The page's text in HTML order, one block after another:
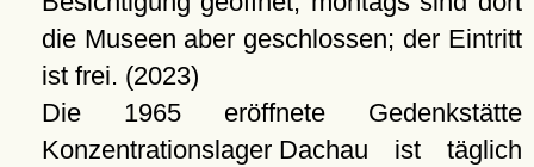
die Museen aber geschlossen; der Eintritt
ist frei. (2023)
Die 1965 eröffnete Gedenkstätte
Konzentrationslager Dachau ist täglich